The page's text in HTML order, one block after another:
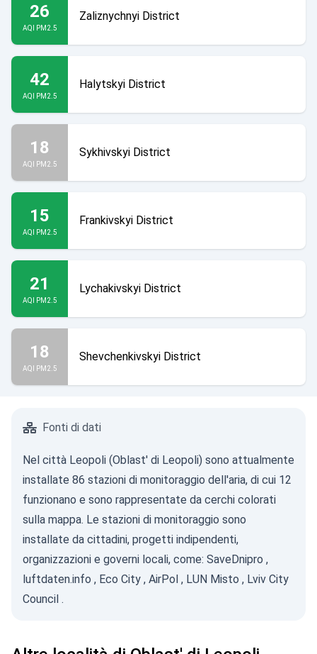
26
AQI PM2.5
Zaliznychnyi District
42
AQI PM2.5
Halytskyi District
18
AQI PM2.5
Sykhivskyi District
15
AQI PM2.5
Frankivskyi District
21
AQI PM2.5
Lychakivskyi District
18
AQI PM2.5
Shevchenkivskyi District
Fonti di dati
Nel città Leopoli (Oblast' di Leopoli) sono attualmente
installate 86 stazioni di monitoraggio dell'aria, di cui 12
funzionano e sono rappresentate da cerchi colorati
sulla mappa. Le stazioni di monitoraggio sono
installate da cittadini, progetti indipendenti,
organizzazioni e governi locali, come: SaveDnipro ,
luftdaten.info , Eco City , AirPol , LUN Misto , Lviv City
Council .